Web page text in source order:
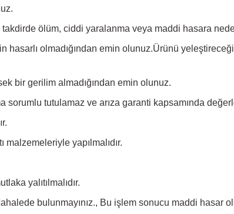
takdirde ölüm, ciddi yaralanma veya maddi hasara
olmadığından emin olunuz.Ürünü
bir gerilim almadığından emin olunuz.
sorumlu tutulamaz ve arıza garanti kapsamında
yapılmalıdır.
yalıtılmalıdır.
bulunmayınız., Bu işlem sonucu maddi hasar